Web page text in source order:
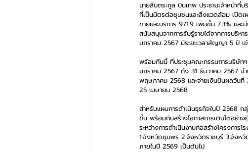
นายสืบตระกูล บินเทพ ประธานเจ้าหน้า
ที่เป็นมิตรต่อชุมชนและสิ่งแวดล้อม เปิดเ
ขายและบริการ 971.9 เพิ่มขึ้น 7.3% แล
สนับสนุนจากการรับรู้รายได้จากการบริห
มกราคม 2567 มีระยะเวลาสัญญา 5 ปี เ
พร้อมกันนี้ ที่ประชุมคณะกรรมการบริษัท
มกราคม 2567 ถึง 31 ธันวาคม 2567 จ
พฤษภาคม 2568 และจ่ายเงินปันผลวัน
25 เมษายน 2568
สำหรับแผนการดำเนินธุรกิจในปี 2568
ขึ้น พร้อมกับสร้างโอกาสการเติบโตอย่า
ระหว่างการดำเนินงานก่อสร้างโครงกา
1.จังหวัดชุมพร 2.จังหวัดราชบุรี 3.จังห
ภายในปี 2569 เป็นต้นไป